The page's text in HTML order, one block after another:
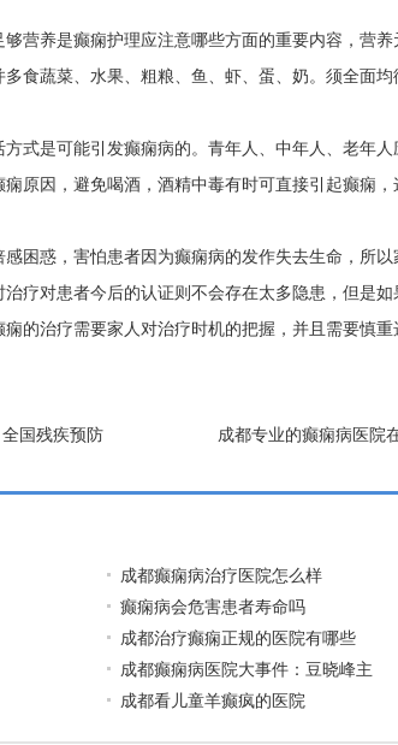
营养是癫痫护理应注意哪些方面的重要内容，营
食蔬菜、水果、粗粮、鱼、虾、蛋、奶。须全面均
式是可能引发癫痫病的。青年人、中年人、老年
原因，避免喝酒，酒精中毒有时可直接引起癫痫，
困惑，害怕患者因为癫痫病的发作失去生命，所以
疗对患者今后的认证则不会存在太多隐患，但是如
的治疗需要家人对治疗时机的把握，并且需要慎重
国残疾预防
成都专业的癫痫病医院
成都癫痫病治疗医院怎么样
癫痫病会危害患者寿命吗
成都治疗癫痫正规的医院有哪些
成都癫痫病医院大事件：豆晓峰主
成都看儿童羊癫疯的医院